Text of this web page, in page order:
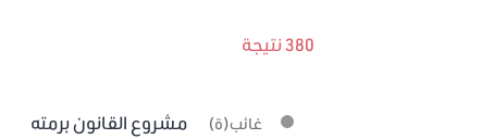
380 نتيجة
غائب(ة) مشروع القانون برمته